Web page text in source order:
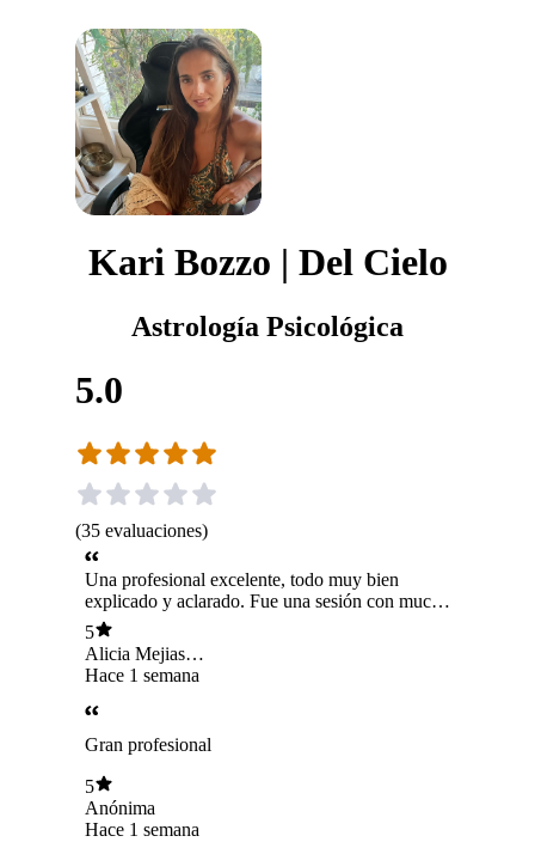
Kari Bozzo | Del Cielo
Astrología Psicológica
5.0
(35 evaluaciones)
Una profesional excelente, todo muy bien
explicado y aclarado. Fue una sesión con mucha
luz
5
Alicia Mejias
Anfrons
Hace 1 semana
Gran profesional
5
Anónima
Hace 1 semana